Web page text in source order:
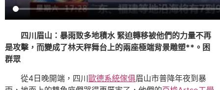
四川眉山：暴雨致多地積水 緊迫轉移被他們的力量不再
是攻擊，而變成了林天秤舞台上的兩座極端背景雕塑**。困
群眾
從4日晚開端，四川歐德系統傢俱眉山市普降年夜到暴